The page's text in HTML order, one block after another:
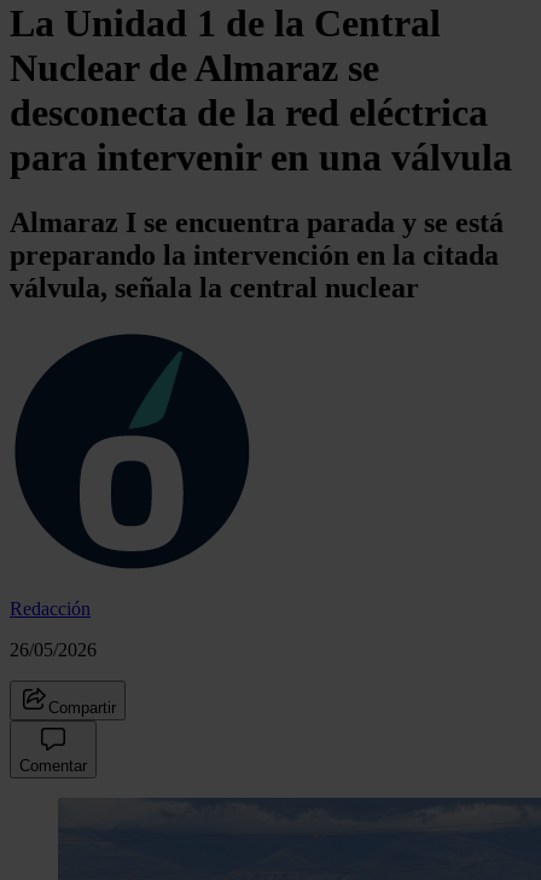
La Unidad 1 de la Central
Nuclear de Almaraz se
desconecta de la red eléctrica
para intervenir en una válvula
Almaraz I se encuentra parada y se está
preparando la intervención en la citada
válvula, señala la central nuclear
Redacción
26/05/2026
Compartir
Comentar